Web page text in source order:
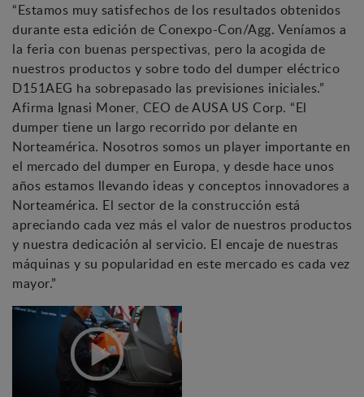
“Estamos muy satisfechos de los resultados obtenidos
durante esta edición de Conexpo-Con/Agg. Veníamos a
la feria con buenas perspectivas, pero la acogida de
nuestros productos y sobre todo del dumper eléctrico
D151AEG ha sobrepasado las previsiones iniciales.”
Afirma Ignasi Moner, CEO de AUSA US Corp. “El
dumper tiene un largo recorrido por delante en
Norteamérica. Nosotros somos un player importante en
el mercado del dumper en Europa, y desde hace unos
años estamos llevando ideas y conceptos innovadores a
Norteamérica. El sector de la construcción está
apreciando cada vez más el valor de nuestros productos
y nuestra dedicación al servicio. El encaje de nuestras
máquinas y su popularidad en este mercado es cada vez
mayor.”